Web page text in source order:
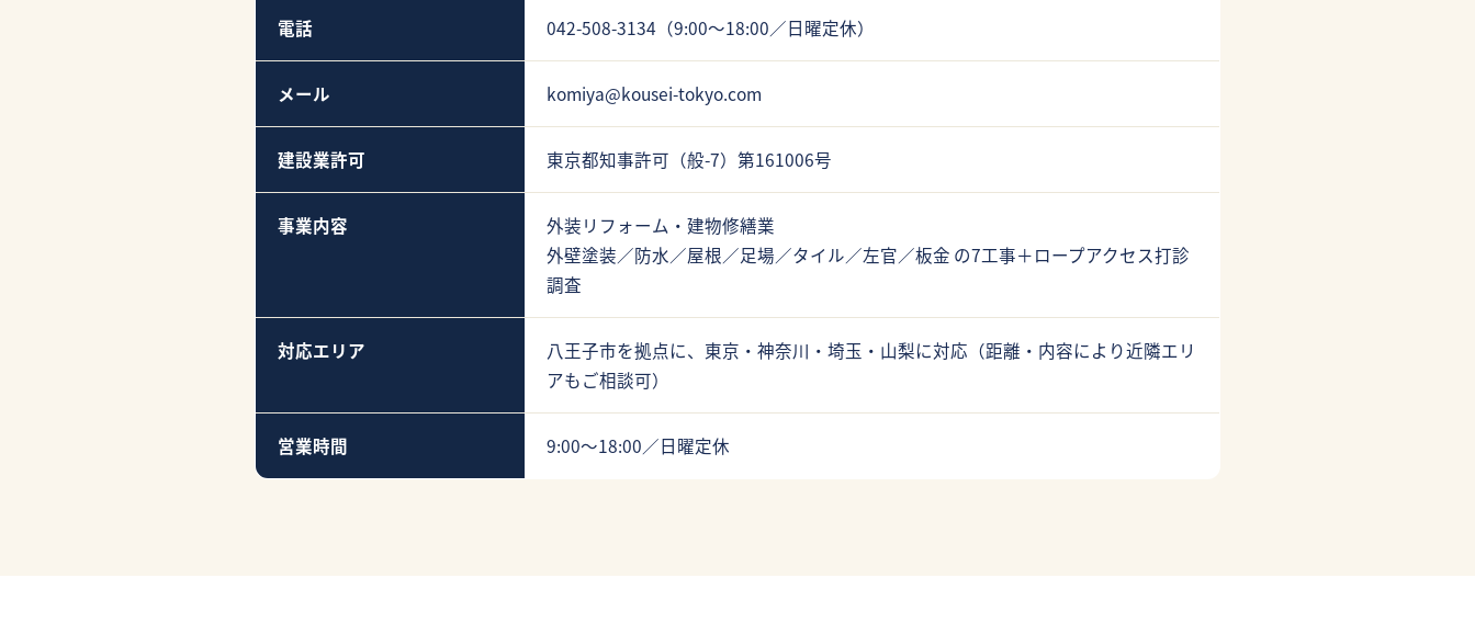
電話 042-508-3134（9:00〜18:00／日曜定休）
メール komiya@kousei-tokyo.com
建設業許可 東京都知事許可（般-7）第161006号
事業内容
外装リフォーム・建物修繕業
外壁塗装／防水／屋根／足場／タイル／左官／板金 の7工事＋ロープアクセス打診
調査
対応エリア
八王子市を拠点に、東京・神奈川・埼玉・山梨に対応（距離・内容により近隣エリ
アもご相談可）
営業時間 9:00〜18:00／日曜定休